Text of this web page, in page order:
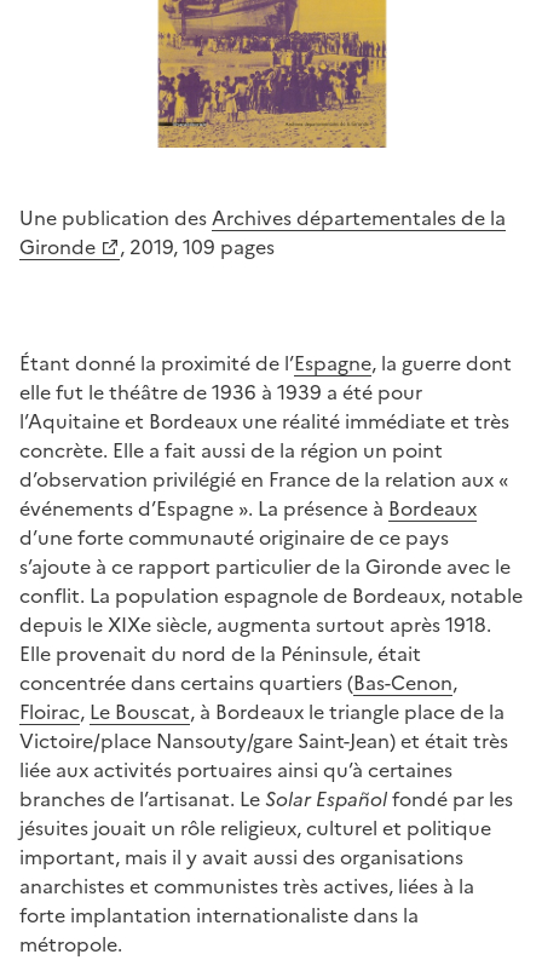
Une publication desArchives départementales de la
Gironde
, 2019, 109 pages
Étant donné la proximité de l’Espagne, la guerre dont
elle fut le théâtre de 1936 à 1939 a été pour
l’Aquitaine et Bordeaux une réalité immédiate et très
concrète. Elle a fait aussi de la région un point
d’observation privilégié en France de la relation aux «
événements d’Espagne ». La présence à Bordeaux
d’une forte communauté originaire de ce pays
s’ajoute à ce rapport particulier de la Gironde avec le
conflit. La population espagnole de Bordeaux, notable
depuis le XIXe siècle, augmenta surtout après 1918.
Elle provenait du nord de la Péninsule, était
concentrée dans certains quartiers (Bas-Cenon,
Floirac, Le Bouscat, à Bordeaux le triangle place de la
Victoire/place Nansouty/gare Saint-Jean) et était très
liée aux activités portuaires ainsi qu’à certaines
branches de l’artisanat. Le Solar Españolfondé par les
jésuites jouait un rôle religieux, culturel et politique
important, mais il y avait aussi des organisations
anarchistes et communistes très actives, liées à la
forte implantation internationaliste dans la
métropole.